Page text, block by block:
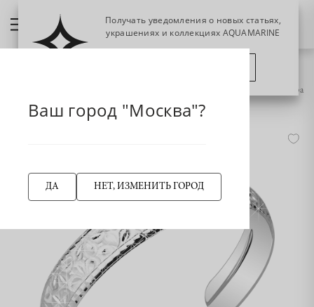
74307 Браслет из Серебра
Ваш город "Москва"?
ДА НЕТ, ИЗМЕНИТЬ ГОРОД
Получать уведомления о новых статьях,
украшениях и коллекциях AQUAMARINE